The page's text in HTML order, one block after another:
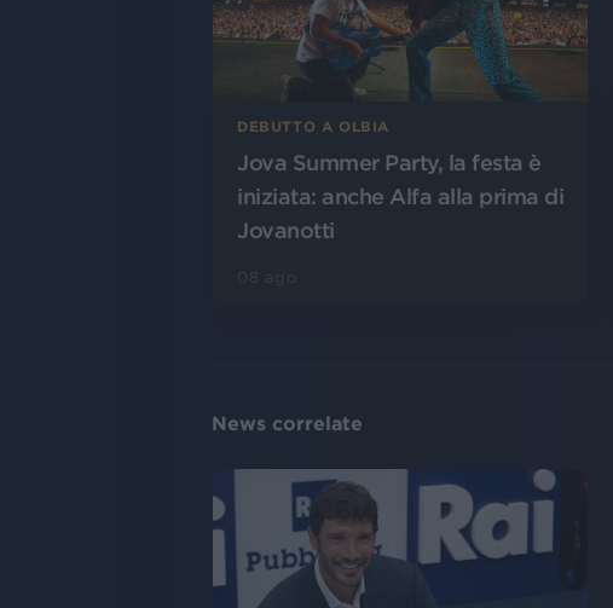
DEBUTTO A OLBIA
Jova Summer Party, la festa è
iniziata: anche Alfa alla prima di
Jovanotti
News correlate